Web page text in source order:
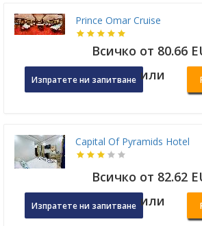
Prince Omar Cruise
Всичко от 80.66
Изпратете ни запитване или
Capital Of Pyramids Hotel
Всичко от 82.62
Изпратете ни запитване или